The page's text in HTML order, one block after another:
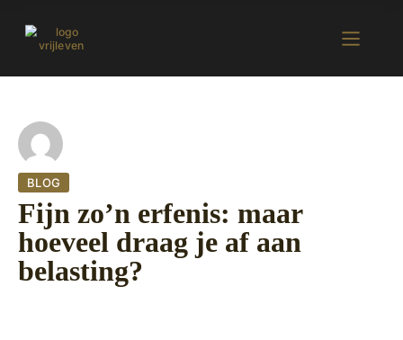
BLOG
Fijn zo’n erfenis: maar
hoeveel draag je af aan
belasting?